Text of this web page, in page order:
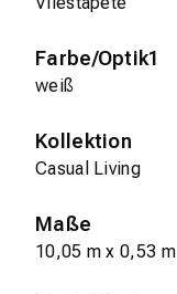
Farbe/Optik1
weiß
Kollektion
Casual Living
Maße
10,05 m x 0,53 m